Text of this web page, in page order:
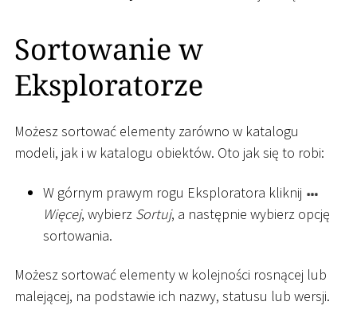
Sortowanie w
Eksploratorze
Możesz sortować elementy zarówno w katalogu
modeli, jak i w katalogu obiektów. Oto jak się to robi:
W górnym prawym rogu Eksploratora kliknij
Więcej, wybierz Sortuj, a następnie wybierz opcję
sortowania.
Możesz sortować elementy w kolejności rosnącej lub
malejącej, na podstawie ich nazwy, statusu lub wersji.